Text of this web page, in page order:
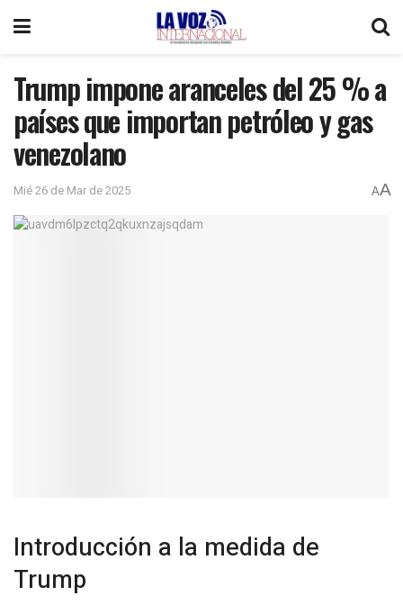
Trump impone aranceles del 25 % a
países que importan petróleo y gas
venezolano
Mié 26 de Mar de 2025 AA
Introducción a la medida de
Trump